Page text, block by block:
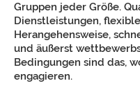
Gruppen jeder Größe.
Dienstleistungen, flexible
Herangehensweise,
und äußerst
Bedingungen sind das,
engagieren.